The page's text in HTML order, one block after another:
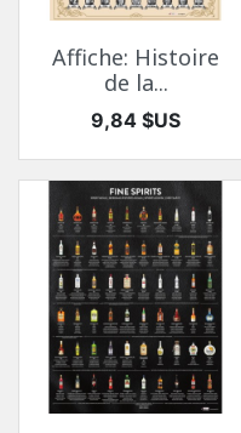
Affiche: Histoire
de la...
Prix
9,84 $US